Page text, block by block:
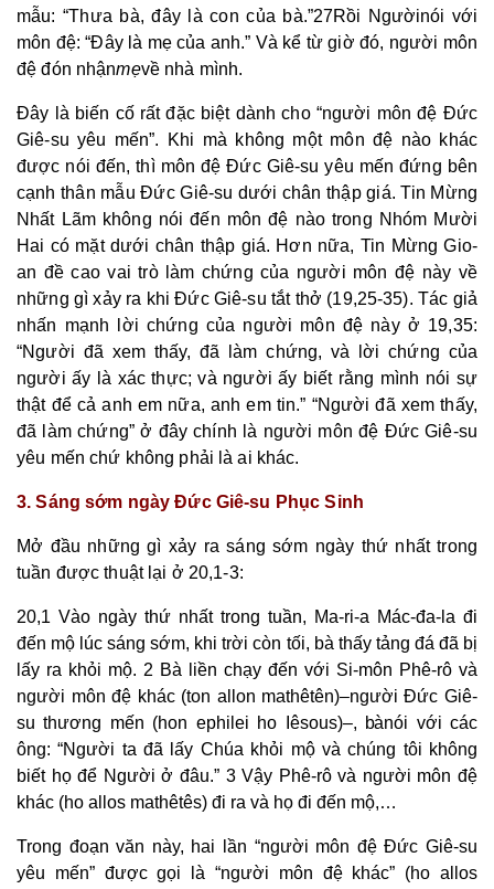
mẫu: “Thưa bà, đây là con của bà.”27Rồi Ngườinói với
môn đệ: “Đây là mẹ của anh.” Và kể từ giờ đó, người môn
đệ đón nhậnmẹvề nhà mình.
Đây là biến cố rất đặc biệt dành cho “người môn đệ Đức
Giê-su yêu mến”. Khi mà không một môn đệ nào khác
được nói đến, thì môn đệ Đức Giê-su yêu mến đứng bên
cạnh thân mẫu Đức Giê-su dưới chân thập giá. Tin Mừng
Nhất Lãm không nói đến môn đệ nào trong Nhóm Mười
Hai có mặt dưới chân thập giá. Hơn nữa, Tin Mừng Gio-
an đề cao vai trò làm chứng của người môn đệ này về
những gì xảy ra khi Đức Giê-su tắt thở (19,25-35). Tác giả
nhấn mạnh lời chứng của người môn đệ này ở 19,35:
“Người đã xem thấy, đã làm chứng, và lời chứng của
người ấy là xác thực; và người ấy biết rằng mình nói sự
thật để cả anh em nữa, anh em tin.” “Người đã xem thấy,
đã làm chứng” ở đây chính là người môn đệ Đức Giê-su
yêu mến chứ không phải là ai khác.
3. Sáng sớm ngày Đức Giê-su Phục Sinh
Mở đầu những gì xảy ra sáng sớm ngày thứ nhất trong
tuần được thuật lại ở 20,1-3:
20,1 Vào ngày thứ nhất trong tuần, Ma-ri-a Mác-đa-la đi
đến mộ lúc sáng sớm, khi trời còn tối, bà thấy tảng đá đã bị
lấy ra khỏi mộ. 2 Bà liền chạy đến với Si-môn Phê-rô và
người môn đệ khác (ton allon mathêtên)–người Đức Giê-
su thương mến (hon ephilei ho Iêsous)–, bànói với các
ông: “Người ta đã lấy Chúa khỏi mộ và chúng tôi không
biết họ để Người ở đâu.” 3 Vậy Phê-rô và người môn đệ
khác (ho allos mathêtês) đi ra và họ đi đến mộ,…
Trong đoạn văn này, hai lần “người môn đệ Đức Giê-su
yêu mến” được gọi là “người môn đệ khác” (ho allos